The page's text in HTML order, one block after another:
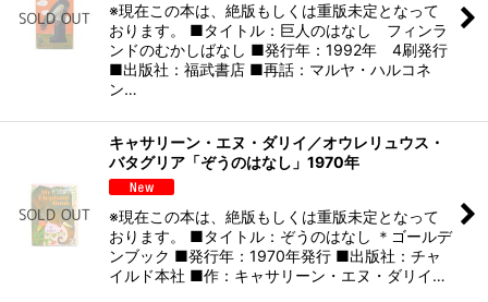
※現在この本は、絶版もしくは重版未定となって
おります。 ■タイトル：巨人のはなし フィンラ
ンドのむかしばなし ■発行年：1992年 4刷発行
■出版社：福武書店 ■再話：マルヤ・ハルコネ
ン…
キャサリーン・エヌ・ダリイ／オウレリュウス・
バタグリア「ぞうのはなし」1970年
※現在この本は、絶版もしくは重版未定となって
おります。 ■タイトル：ぞうのはなし ＊ゴールデ
ンブック ■発行年：1970年発行 ■出版社：チャ
イルド本社 ■作：キャサリーン・エヌ・ダリイ…